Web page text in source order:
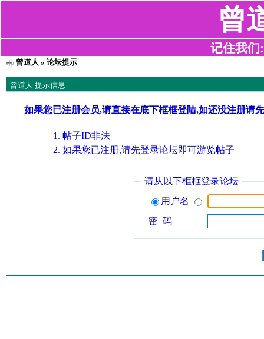
曾
记住我们
曾道人 » 论坛提示
曾道人 提示信息
如果您已注册会员,请直接在底下框框登陆,如还没注册请
帖子ID非法
如果您已注册,请先登录论坛即可游览帖子
请从以下框框登录论坛
用户名
密 码